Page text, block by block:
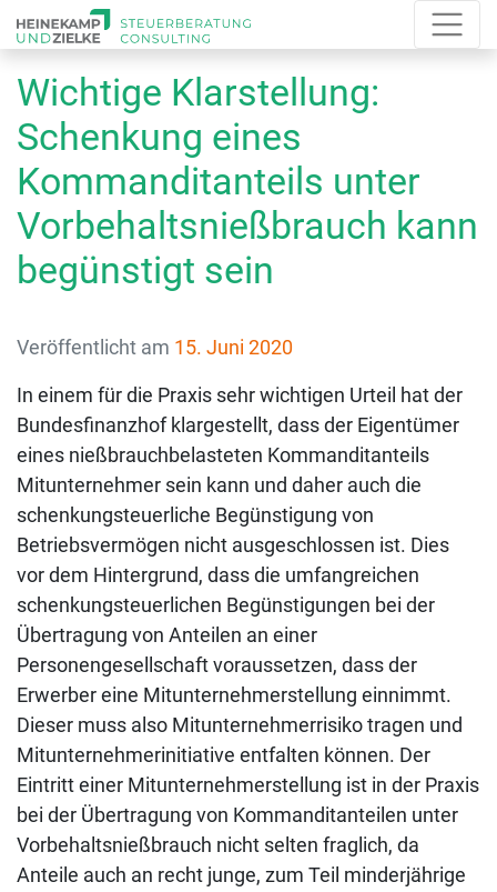
Wichtige Klarstellung:
Schenkung eines
Kommanditanteils unter
Vorbehaltsnießbrauch kann
begünstigt sein
Veröffentlicht am 15. Juni 2020
In einem für die Praxis sehr wichtigen Urteil hat der
Bundesfinanzhof klargestellt, dass der Eigentümer
eines nießbrauchbelasteten Kommanditanteils
Mitunternehmer sein kann und daher auch die
schenkungsteuerliche Begünstigung von
Betriebsvermögen nicht ausgeschlossen ist. Dies
vor dem Hintergrund, dass die umfangreichen
schenkungsteuerlichen Begünstigungen bei der
Übertragung von Anteilen an einer
Personengesellschaft voraussetzen, dass der
Erwerber eine Mitunternehmerstellung einnimmt.
Dieser muss also Mitunternehmerrisiko tragen und
Mitunternehmerinitiative entfalten können. Der
Eintritt einer Mitunternehmerstellung ist in der Praxis
bei der Übertragung von Kommanditanteilen unter
Vorbehaltsnießbrauch nicht selten fraglich, da
Anteile auch an recht junge, zum Teil minderjährige